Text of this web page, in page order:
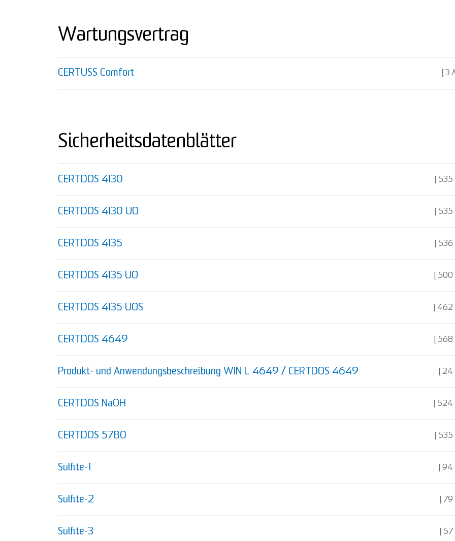
Wartungsvertrag
CERTUSS Comfort 3
Sicherheitsdatenblätter
CERTDOS 4130 535
CERTDOS 4130 UO 535
CERTDOS 4135 536
CERTDOS 4135 UO 500
CERTDOS 4135 UOS 462
CERTDOS 4649 568
Produkt- und Anwendungsbeschreibung WIN L 4649 / CERTDOS 4649 24
CERTDOS NaOH 524
CERTDOS 5780 535
Sulfite-1 94
Sulfite-2 79
Sulfite-3 57